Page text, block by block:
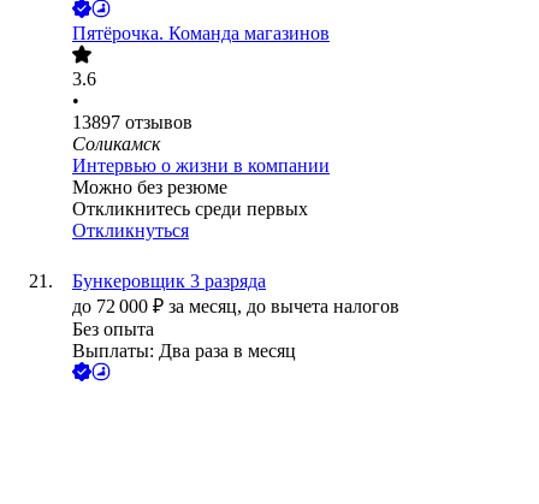
Пятёрочка. Команда магазинов
3.6
•
13897 отзывов
Соликамск
Интервью о жизни в компании
Можно без резюме
Откликнитесь среди первых
Откликнуться
Бункеровщик 3 разряда
до 72 000 ₽ за месяц, до вычета налогов
Без опыта
Выплаты: Два раза в месяц